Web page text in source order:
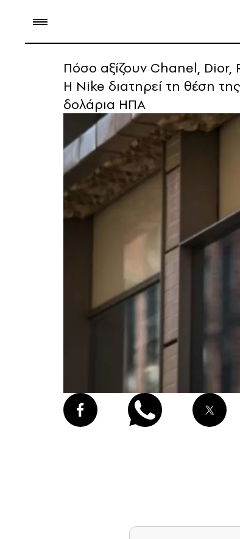
Πόσο αξίζουν Chanel, Dior,
Η Nike διατηρεί τη θέση
δολάρια ΗΠΑ